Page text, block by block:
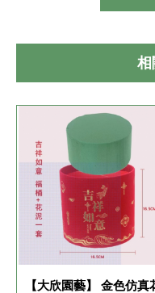
相
【大欣園藝】 金色仿真